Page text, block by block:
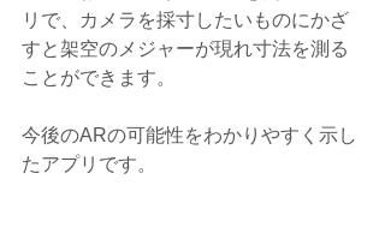
リで、カメラを採寸したいものにかざ
すと架空のメジャーが現れ寸法を測る
ことができます。
今後のARの可能性をわかりやすく示し
たアプリです。